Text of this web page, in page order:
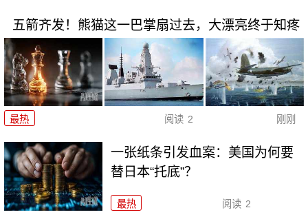
五箭齐发！熊猫这一巴掌扇过去，大漂亮终于知疼
最热 阅读 2 刚刚
一张纸条引发血案：美国为何要
替日本“托底”？
最热 阅读 2